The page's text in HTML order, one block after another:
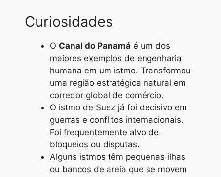
Curiosidades
O Canal do Panamá é um dos
maiores exemplos de engenharia
humana em um istmo. Transformou
uma região estratégica natural em
corredor global de comércio.
O istmo de Suez já foi decisivo em
guerras e conflitos internacionais.
Foi frequentemente alvo de
bloqueios ou disputas.
Alguns istmos têm pequenas ilhas
ou bancos de areia que se movem